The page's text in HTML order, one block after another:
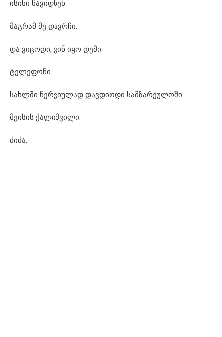
ისინი წავიდნენ.
მაგრამ მე დავრჩი.
და ვიცოდი, ვინ იყო დემი.
ტელეფონი
სახლში ნერვიულად დავდიოდი სამზარეულოში.
მეისის ქალიშვილი.
ძიძა.